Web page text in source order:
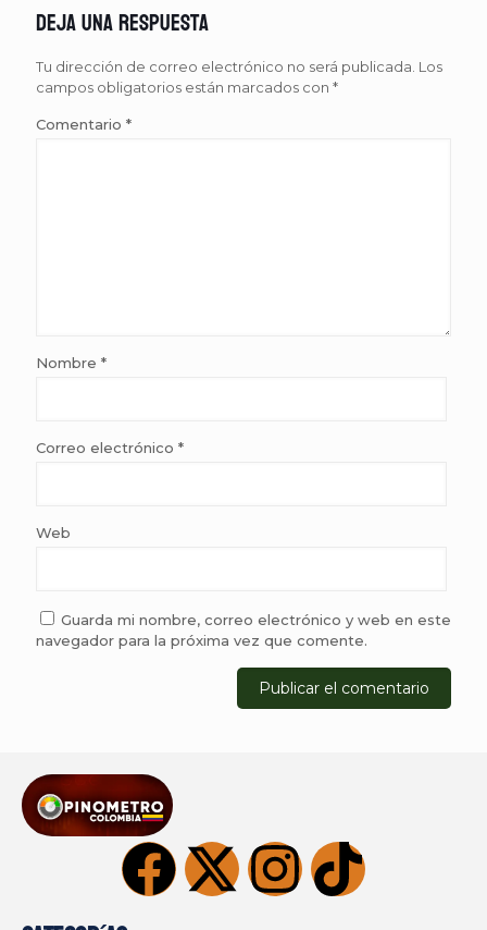
Deja una respuesta
Tu dirección de correo electrónico no será publicada. Los
campos obligatorios están marcados con *
Comentario *
Nombre *
Correo electrónico *
Web
Guarda mi nombre, correo electrónico y web en este
navegador para la próxima vez que comente.